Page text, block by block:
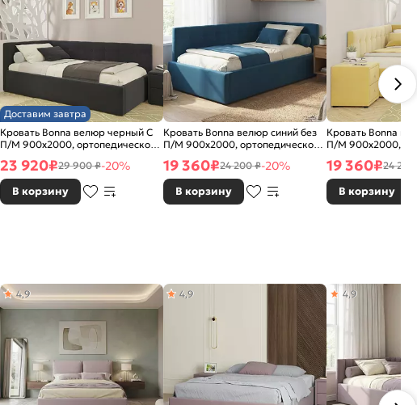
Доставим завтра
Кровать Bonna велюр черный С
П/М 900x2000, ортопедическое
23 920₽29 900 ₽-20%
В корзину
Кровать Bonna велюр синий без
П/М 900x2000, ортопедическое
19 360₽24 200 ₽-20%
В корзину
Кровать Bonna
П/М 900x2000,
19 360₽24
В корзину
4,9 4,9 4,9